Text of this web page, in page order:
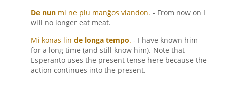
De nun mi ne plu manĝos viandon. - From now on I
will no longer eat meat.
Mi konas lin de longa tempo. - I have known him
for a long time (and still know him). Note that
Esperanto uses the present tense here because the
action continues into the present.